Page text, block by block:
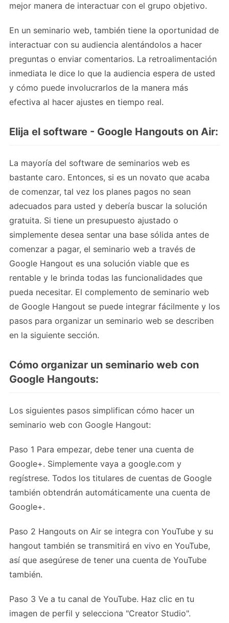
mejor manera de interactuar con el grupo objetivo.
En un seminario web, también tiene la oportunidad de
interactuar con su audiencia alentándolos a hacer
preguntas o enviar comentarios. La retroalimentación
inmediata le dice lo que la audiencia espera de usted
y cómo puede involucrarlos de la manera más
efectiva al hacer ajustes en tiempo real.
Elija el software - Google Hangouts on Air:
La mayoría del software de seminarios web es
bastante caro. Entonces, si es un novato que acaba
de comenzar, tal vez los planes pagos no sean
adecuados para usted y debería buscar la solución
gratuita. Si tiene un presupuesto ajustado o
simplemente desea sentar una base sólida antes de
comenzar a pagar, el seminario web a través de
Google Hangout es una solución viable que es
rentable y le brinda todas las funcionalidades que
pueda necesitar. El complemento de seminario web
de Google Hangout se puede integrar fácilmente y los
pasos para organizar un seminario web se describen
en la siguiente sección.
Cómo organizar un seminario web con
Google Hangouts:
Los siguientes pasos simplifican cómo hacer un
seminario web con Google Hangout:
Paso 1 Para empezar, debe tener una cuenta de
Google+. Simplemente vaya a google.com y
regístrese. Todos los titulares de cuentas de Google
también obtendrán automáticamente una cuenta de
Google+.
Paso 2 Hangouts on Air se integra con YouTube y su
hangout también se transmitirá en vivo en YouTube,
así que asegúrese de tener una cuenta de YouTube
también.
Paso 3 Ve a tu canal de YouTube. Haz clic en tu
imagen de perfil y selecciona "Creator Studio".